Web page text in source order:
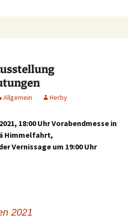
Allgemein Herby
18:00 Uhr Vorabendmesse in
Himmelfahrt,
Vernissage um 19:00 Uhr
2021